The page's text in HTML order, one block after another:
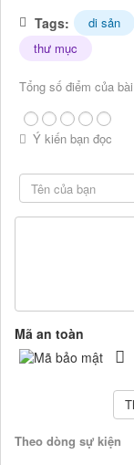
Tags: di sản
thư mục
Tổng số điểm của
Ý kiến bạn đọc
Mã an toàn
Theo dòng sự kiện